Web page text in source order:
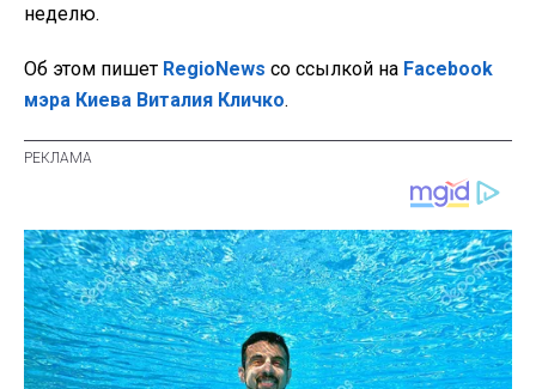
неделю.
Об этом пишет RegioNews со ссылкой на Facebook
мэра Киева Виталия Кличко.